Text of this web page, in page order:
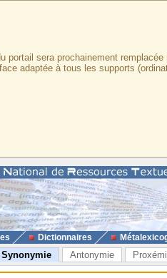
sera prochainement remplacée
adaptée à tous les supports
Dictionnaires
Synonymie Antonymie